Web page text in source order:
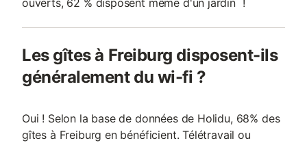
ouverts, 62 % disposent même d'un jardin !
Les gîtes à Freiburg disposent-ils
généralement du wi-fi ?
Oui ! Selon la base de données de Holidu, 68% des
gîtes à Freiburg en bénéficient. Télétravail ou